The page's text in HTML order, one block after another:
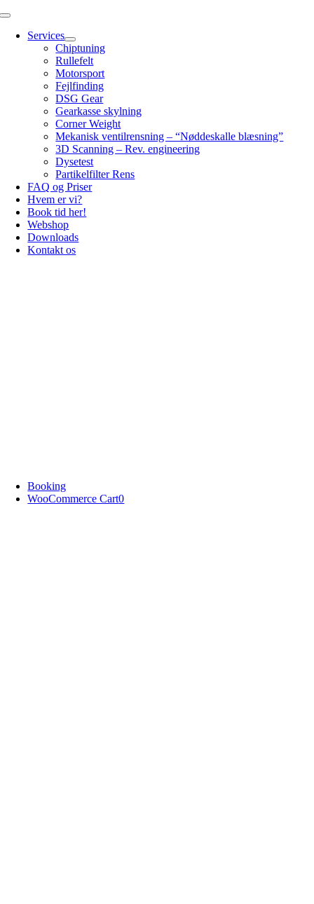
Skip
content
Toggle
NavigationServices
Chiptuning
Rullefelt
Motorsport
Fejlfinding
DSG Gear
Gearkasse skylning
Corner Weight
Mekanisk ventilrensning – “Nøddeskalle blæsning”
3D Scanning – Rev. engineering
Dysetest
Partikelfilter Rens
FAQ og Priser
Hvem er vi?
Book tid her!
Webshop
Downloads
Kontakt os
Booking
WooCommerce Cart0